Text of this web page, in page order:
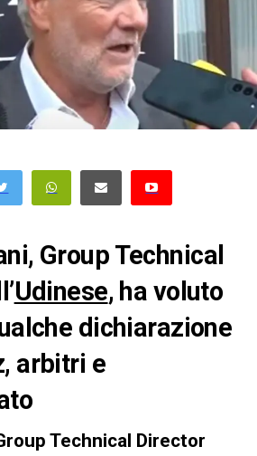
Group Technical
Udinese, ha voluto
dichiarazione
arbitri e
Technical Director